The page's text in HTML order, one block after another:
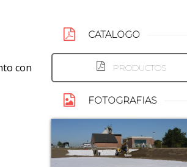
con
CATALOGO
PRODUCTOS
FOTOGRAFIAS